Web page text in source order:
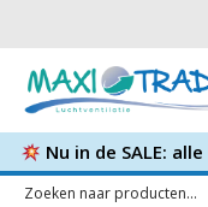
Nu in de SALE: alle